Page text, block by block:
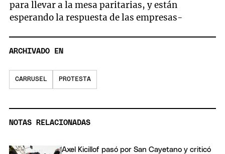
para llevar a la mesa paritarias, y están
esperando la respuesta de las empresas-
ARCHIVADO EN
CARRUSEL PROTESTA
NOTAS RELACIONADAS
Axel Kicillof pasó por San Cayetano y criticó